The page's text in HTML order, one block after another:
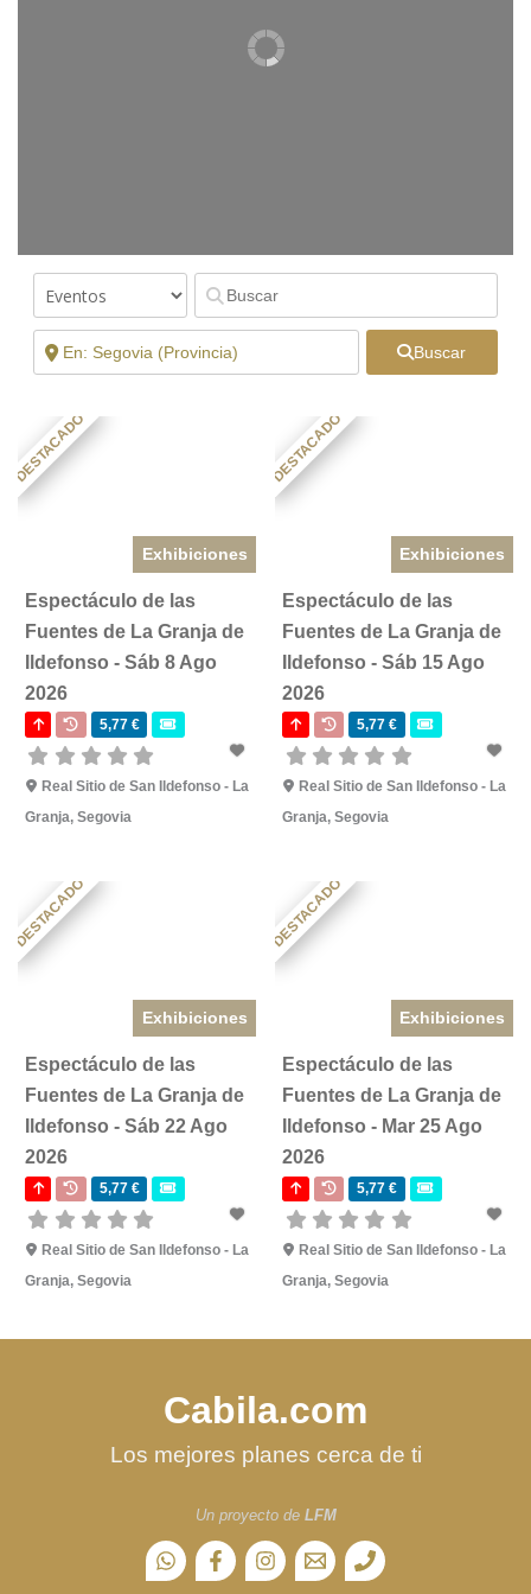
Buscar
DESTACADO
Exhibiciones
Espectáculo de las
Fuentes de La Granja de
Ildefonso - Sáb 8 Ago
2026
5,77 €
Real Sitio de San Ildefonso - La
Granja, Segovia
DESTACADO
Exhibiciones
Espectáculo de las
Fuentes de La Granja de
Ildefonso - Sáb 15 Ago
2026
5,77 €
Real Sitio de San Ildefonso - La
Granja, Segovia
DESTACADO
Exhibiciones
Espectáculo de las
Fuentes de La Granja de
Ildefonso - Sáb 22 Ago
2026
5,77 €
Real Sitio de San Ildefonso - La
Granja, Segovia
DESTACADO
Exhibiciones
Espectáculo de las
Fuentes de La Granja de
Ildefonso - Mar 25 Ago
2026
5,77 €
Real Sitio de San Ildefonso - La
Granja, Segovia
Cabila.com
Los mejores planes cerca de ti
Un proyecto de LFM